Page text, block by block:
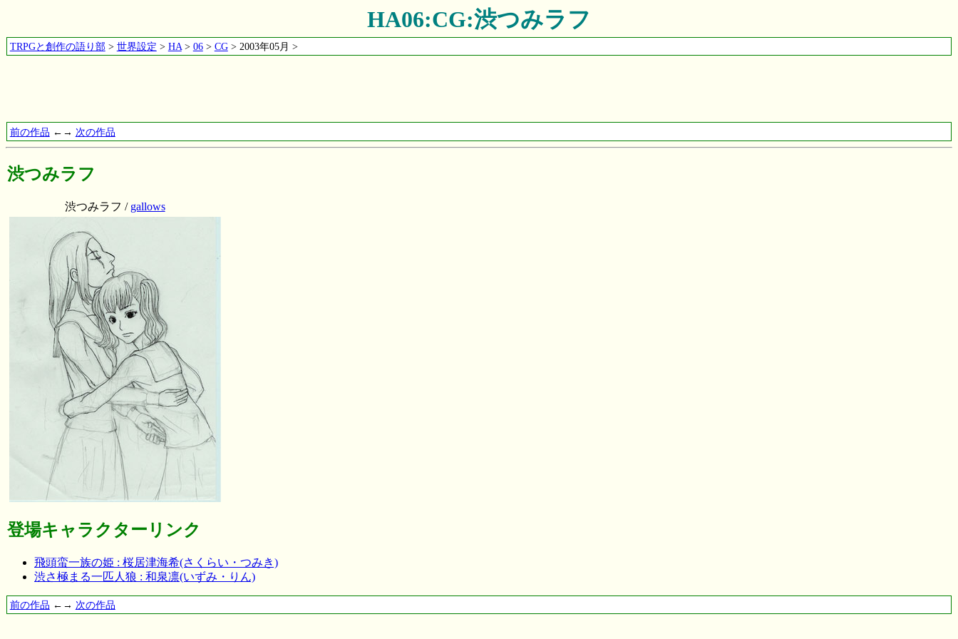
HA06:CG:渋つみラフ
TRPGと創作の語り部> 世界設定 > HA> 06> CG> 2003年05月 >
前の作品 ←→ 次の作品
渋つみラフ
渋つみラフ / gallows
登場キャラクターリンク
飛頭蛮一族の姫 : 桜居津海希(さくらい・つみき)
渋さ極まる一匹人狼 : 和泉凛(いずみ・りん)
前の作品 ←→ 次の作品